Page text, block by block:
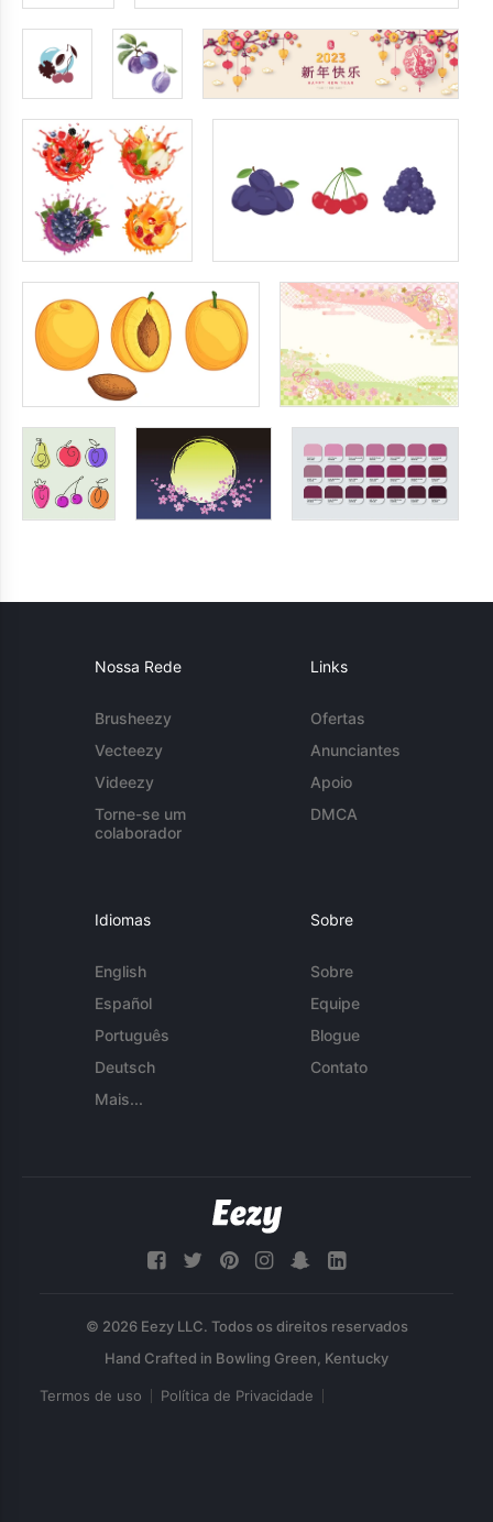
Nossa Rede
Brusheezy
Vecteezy
Videezy
Torne-se um
colaborador
Links
Ofertas
Anunciantes
Apoio
DMCA
Idiomas
English
Español
Português
Deutsch
Mais...
Sobre
Sobre
Equipe
Blogue
Contato
© 2026 Eezy LLC. Todos os direitos reservados
Termos de uso Política de Privacidade